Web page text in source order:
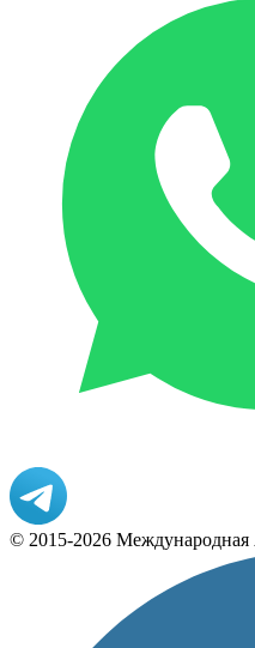
© 2015-2026 Международная